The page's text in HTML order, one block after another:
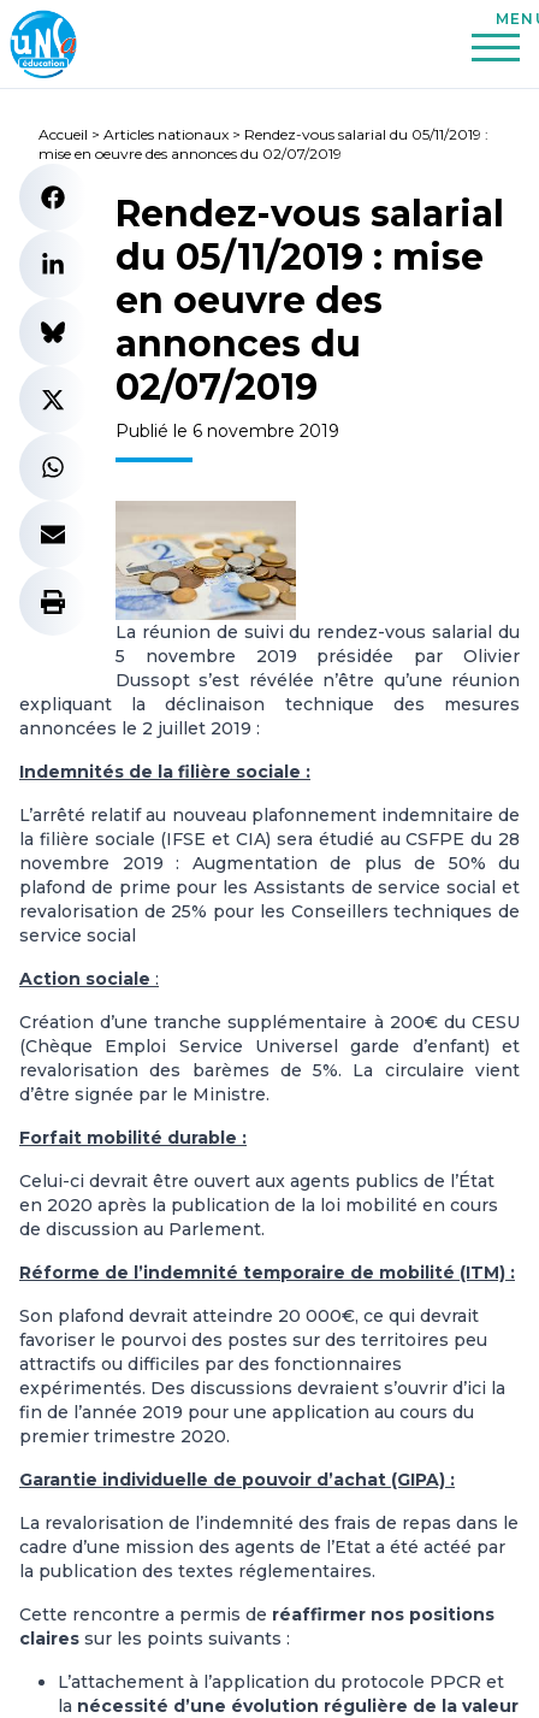
Accueil > Articles nationaux > Rendez-vous salarial du 05/11/2019 :
mise en oeuvre des annonces du 02/07/2019
Rendez-vous salarial
du 05/11/2019 : mise
en oeuvre des
annonces du
02/07/2019
Publié le 6 novembre 2019
La réunion de suivi du rendez-vous salarial du
5 novembre 2019 présidée par Olivier
Dussopt s’est révélée n’être qu’une réunion
expliquant la déclinaison technique des mesures
annoncées le 2 juillet 2019 :
Indemnités de la filière sociale :
L’arrêté relatif au nouveau plafonnement indemnitaire de
la filière sociale (IFSE et CIA) sera étudié au CSFPE du 28
novembre 2019 : Augmentation de plus de 50% du
plafond de prime pour les Assistants de service social et
revalorisation de 25% pour les Conseillers techniques de
service social
Action sociale :
Création d’une tranche supplémentaire à 200€ du CESU
(Chèque Emploi Service Universel garde d’enfant) et
revalorisation des barèmes de 5%. La circulaire vient
d’être signée par le Ministre.
Forfait mobilité durable :
Celui-ci devrait être ouvert aux agents publics de l’État
en 2020 après la publication de la loi mobilité en cours
de discussion au Parlement.
Réforme de l’indemnité temporaire de mobilité (ITM) :
Son plafond devrait atteindre 20 000€, ce qui devrait
favoriser le pourvoi des postes sur des territoires peu
attractifs ou difficiles par des fonctionnaires
expérimentés. Des discussions devraient s’ouvrir d’ici la
fin de l’année 2019 pour une application au cours du
premier trimestre 2020.
Garan­tie indi­vi­duelle de pou­voir d’achat (GIPA) :
La reva­lo­ri­sa­tion de l’indem­nité des frais de repas dans le
cadre d’une mis­sion des agents de l’Etat a été actéé par
la publi­ca­tion des textes régle­men­tai­res.
Cette rencontre a permis de réaffirmer nos positions
claires sur les points suivants :
L’attachement à l’application du protocole PPCR et
la nécessité d’une évolution régulière de la valeur